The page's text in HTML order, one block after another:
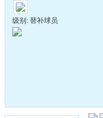
级别: 替补球员